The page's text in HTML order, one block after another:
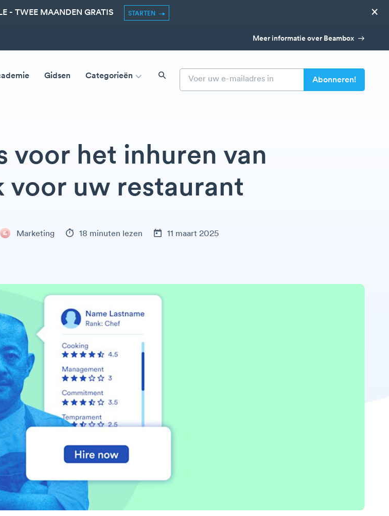
- TWEE MAANDEN GRATIS STARTEN ×
Meer informatie over Beambox
Gidsen Categorieën
voor het inhuren van
voor uw restaurant
Marketing 18 minuten lezen 11 maart 2025